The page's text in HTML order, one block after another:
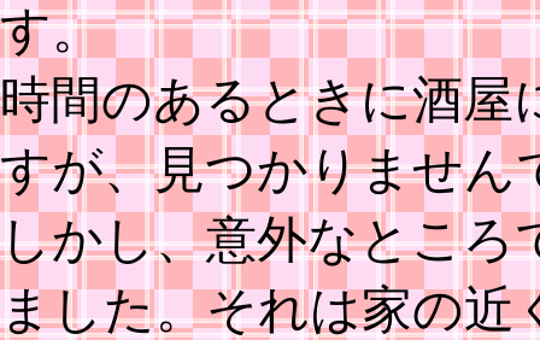
す。
時間のあるときに酒屋
すが、見つかりません
しかし、意外なところ
ました。それは家の近